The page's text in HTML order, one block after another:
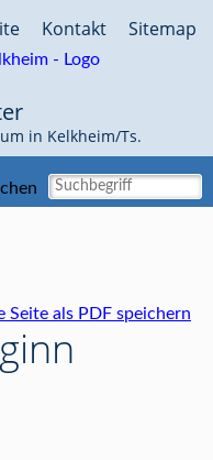
Sitemap
Kontakt
in Kelkheim/Ts.